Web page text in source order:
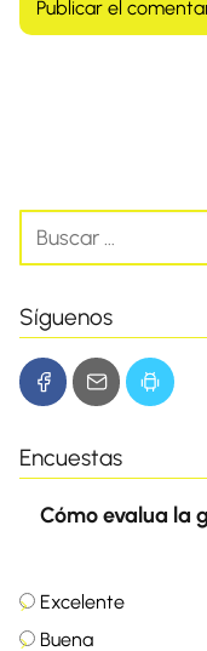
Síguenos
Encuestas
Cómo evalua la
Excelente
Buena